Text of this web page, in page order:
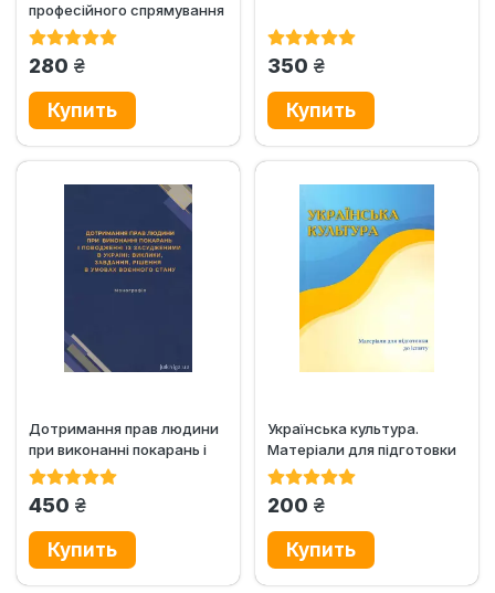
професійного спрямування
280 грн. 350 грн.
Дотримання прав людини
при виконанні покарань і
поводженні із...
450 грн.
Українська культура.
Матеріали для підготовки
для іспиту
200 грн.